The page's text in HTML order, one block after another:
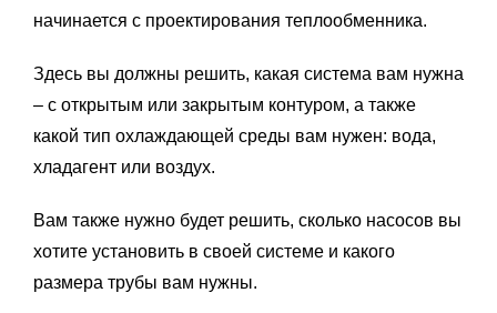
начинается с проектирования теплообменника.
Здесь вы должны решить, какая система вам нужна
– с открытым или закрытым контуром, а также
какой тип охлаждающей среды вам нужен: вода,
хладагент или воздух.
Вам также нужно будет решить, сколько насосов вы
хотите установить в своей системе и какого
размера трубы вам нужны.